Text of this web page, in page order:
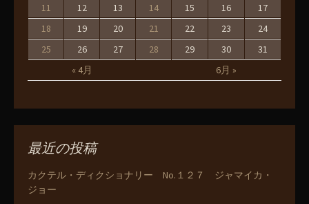
« 4月 6月 »
11 12 13 14 15 16
17
18
19 20 21 22 23
24
25
26 27 28 29 30 31
最近の投稿
カクテル・ディクショナリー No.１２７ ジャマイカ・
ジョー